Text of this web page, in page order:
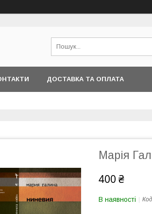
ДОСТАВКА ТА ОПЛАТА
Марія
400 ₴
В наявності